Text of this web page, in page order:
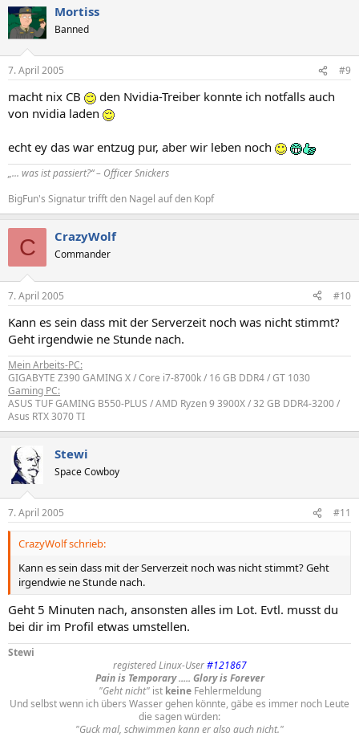
Mortiss
Banned
7. April 2005 #9
macht nix CB
den Nvidia-Treiber konnte ich notfalls auch
von nvidia laden
echt ey das war entzug pur, aber wir leben noch
„... was ist passiert?“ – Officer Snickers
BigFun's Signatur trifft den Nagel auf den Kopf
C CrazyWolf
Commander
7. April 2005 #10
Kann es sein dass mit der Serverzeit noch was nicht stimmt?
Geht irgendwie ne Stunde nach.
Mein Arbeits-PC:
GIGABYTE Z390 GAMING X / Core i7-8700k / 16 GB DDR4 / GT 1030
Gaming PC:
ASUS TUF GAMING B550-PLUS / AMD Ryzen 9 3900X / 32 GB DDR4-3200 /
Asus RTX 3070 TI
Stewi
Space Cowboy
7. April 2005 #11
CrazyWolf schrieb:
Kann es sein dass mit der Serverzeit noch was nicht stimmt? Geht
irgendwie ne Stunde nach.
Geht 5 Minuten nach, ansonsten alles im Lot. Evtl. musst du
bei dir im Profil etwas umstellen.
Stewi
registered Linux-User#121867
Pain is Temporary ..... Glory is Forever
"Geht nicht"ist keineFehlermeldung
Und selbst wenn ich übers Wasser gehen könnte, gäbe es immer noch Leute
die sagen würden:
"Guck mal, schwimmen kann er also auch nicht."